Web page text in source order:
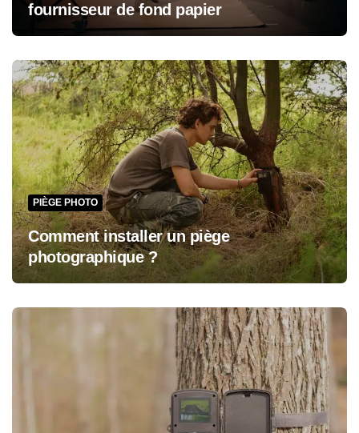
fournisseur de fond papier
PIÈGE PHOTO
Comment installer un piège
photographique ?